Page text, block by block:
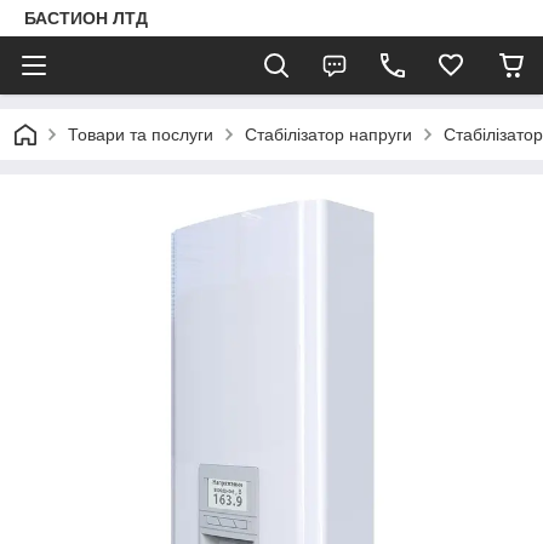
БАСТИОН ЛТД
Товари та послуги Стабілізатор напруги